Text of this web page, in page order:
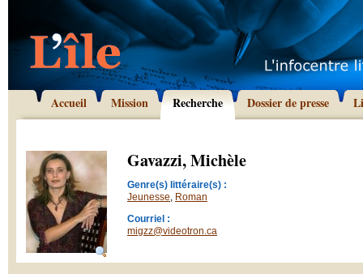
Accueil Mission Recherche Dossier de presse
Gavazzi, Michèle
Genre(s) littéraire(s) :
Jeunesse, Roman
Courriel :
migzz@videotron.ca